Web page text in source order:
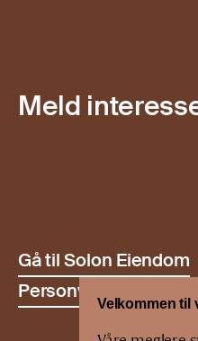
Meld
Gå til Solon Eiendom
Personvern
Velkommen til